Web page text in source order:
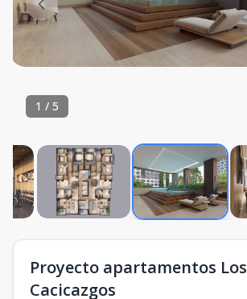
1 / 5
Proyecto apartamentos Los
Cacicazgos